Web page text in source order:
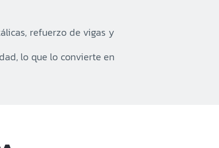
refuerzo de vigas y
lo que lo convierte en